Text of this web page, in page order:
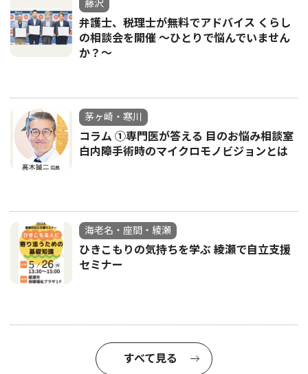
藤沢
弁護士、税理士が無料でアドバイス くらし
の相談会を開催 〜ひとりで悩んでいません
か？〜
茅ヶ崎・寒川
コラム ①専門医が答える 目のお悩み相談室
白内障手術時のマイクロモノビジョンとは
海老名・座間・綾瀬
ひきこもりの気持ちを学ぶ 綾瀬で自立支援
セミナー
すべて見る